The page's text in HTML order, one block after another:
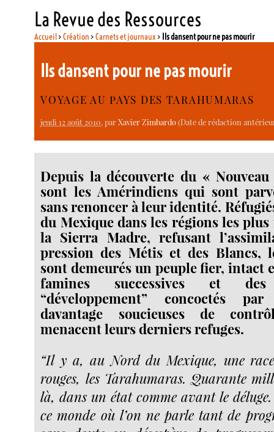
La Revue des Ressources
Accueil>Création >Carnets et journaux > Ils dansent pour ne pas mourir
Ils dansent pour ne pas mourir
VOYAGE AU PAYS DES TARAHUMARAS
jeudi 12 août 2010, parXavier Zimbardo(Date de rédaction
Depuis la découverte du «
sont les Amérindiens qui sont
sans renoncer à leur identité.
du Mexique dans les régions les plus
la Sierra Madre, refusant
pression des Métis et des Blancs,
sont demeurés un peuple fier, intact
famines successives et
“développement” concoctés
davantage soucieuses de
menacent leurs derniers refuges.
“Il y a, au Nord du Mexique, une
rouges, les Tarahumaras. Quarante
là, dans un état comme avant le
ce monde où l’on ne parle tant de